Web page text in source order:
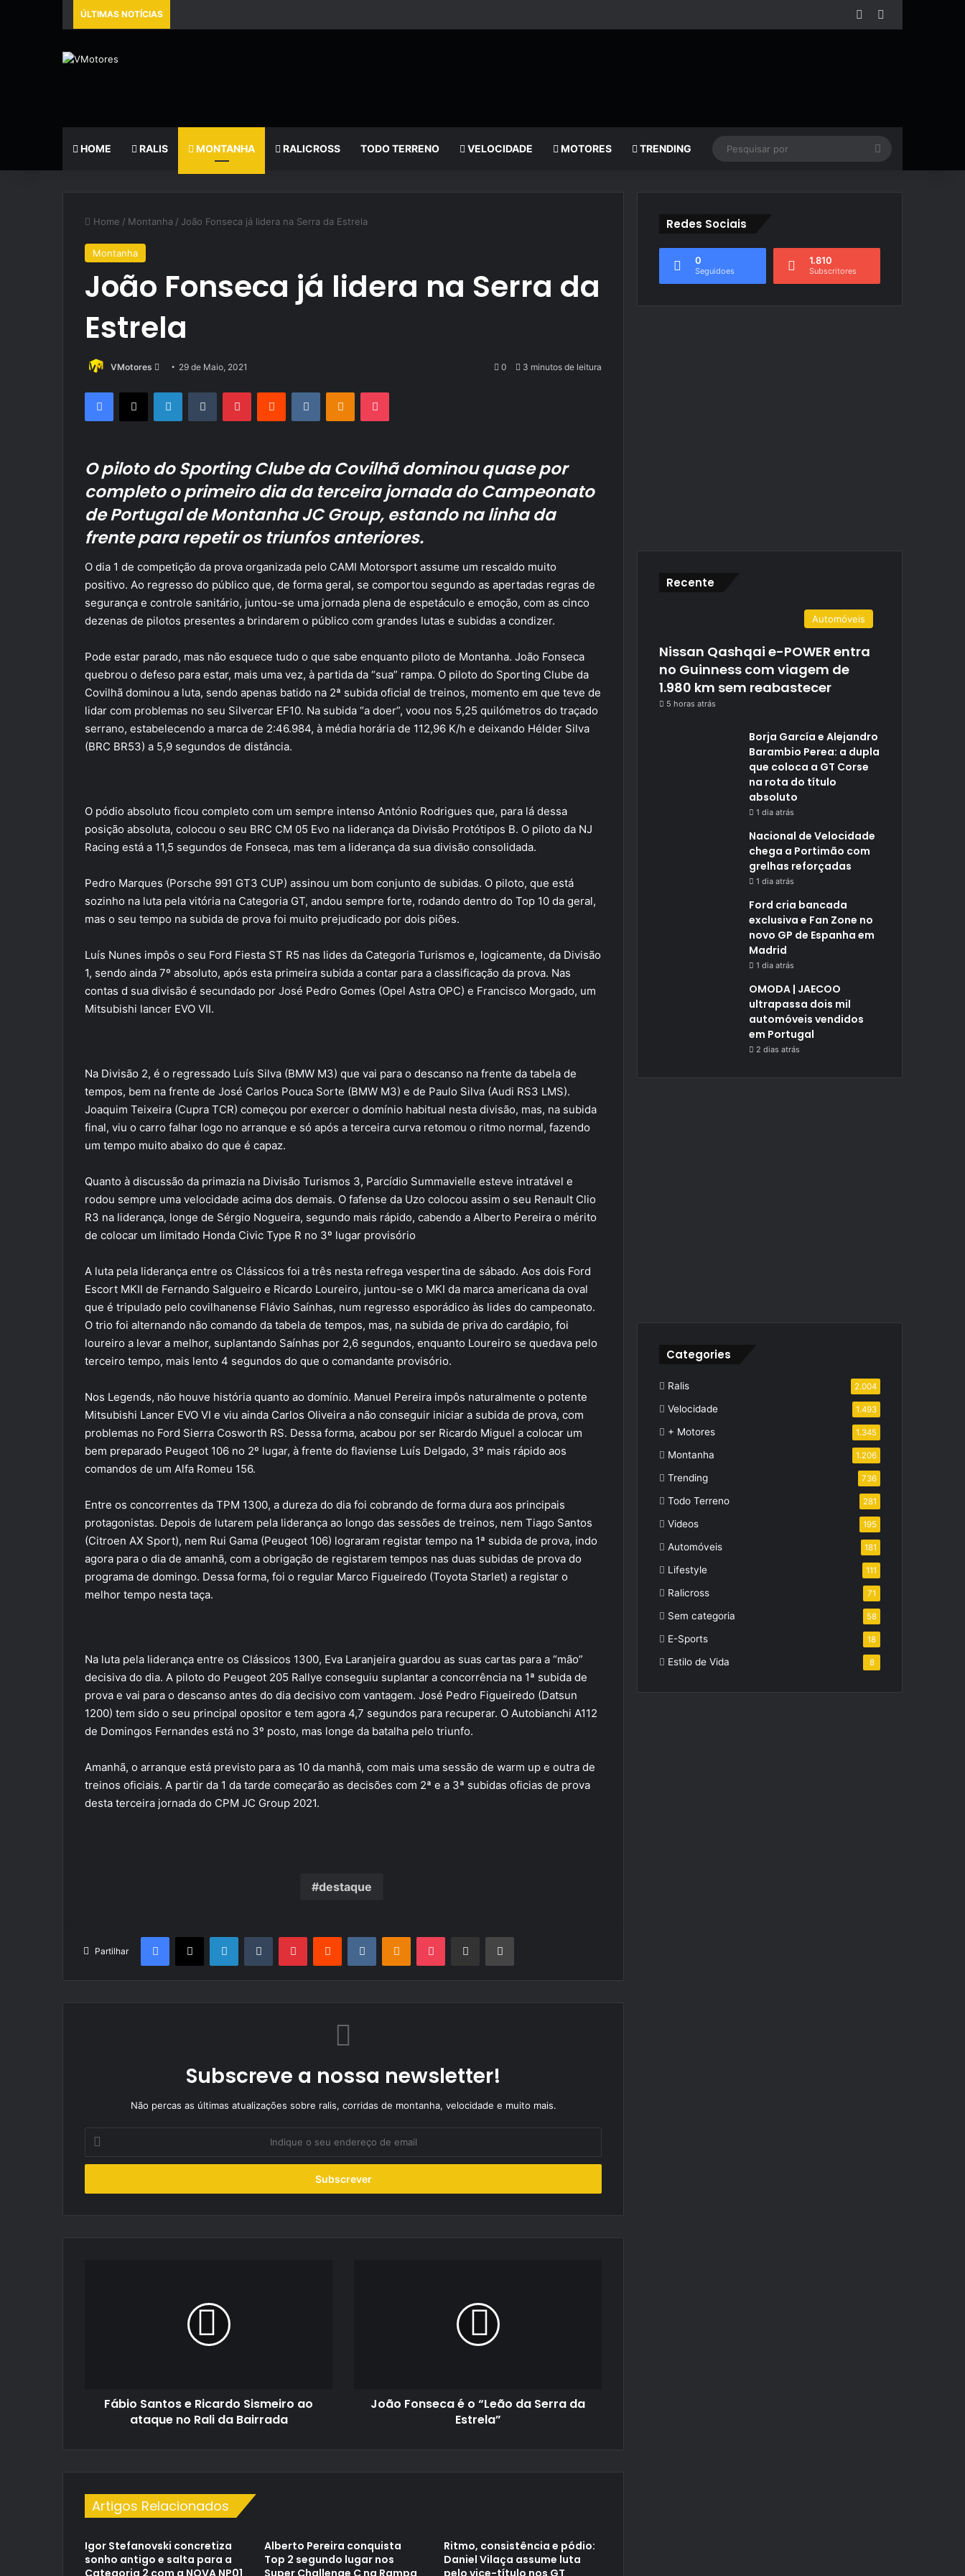
ÚLTIMAS NOTÍCIAS Facebook
HOME RALIS MONTANHA RALICROSS TODO TERRENO VELOCIDADE MOTORES TRENDING
Pesquisar
Home / Montanha / João Fonseca já lidera na Serra da Estrela
Montanha
João Fonseca já lidera na Serra da
Estrela
VMotores
Send
email
29 de Maio, 2021 0 3 minutos de leitura
Facebook
X LinkedInTumblr PinterestReddit VKontakteOdnoklassniki
Pocket
O piloto do Sporting Clube da Covilhã dominou quase por
completo o primeiro dia da terceira jornada do Campeonato
de Portugal de Montanha JC Group, estando na linha da
frente para repetir os triunfos anteriores.
O dia 1 de competição da prova organizada pelo CAMI Motorsport assume um rescaldo muito
positivo. Ao regresso do público que, de forma geral, se comportou segundo as apertadas regras de
segurança e controle sanitário, juntou-se uma jornada plena de espetáculo e emoção, com as cinco
dezenas de pilotos presentes a brindarem o público com grandes lutas e subidas a condizer.
Pode estar parado, mas não esquece tudo o que sabe enquanto piloto de Montanha. João Fonseca
quebrou o defeso para estar, mais uma vez, à partida da “sua” rampa. O piloto do Sporting Clube da
Covilhã dominou a luta, sendo apenas batido na 2ª subida oficial de treinos, momento em que teve de
lidar com problemas no seu Silvercar EF10. Na subida “a doer”, voou nos 5,25 quilómetros do traçado
serrano, estabelecendo a marca de 2:46.984, à média horária de 112,96 K/h e deixando Hélder Silva
(BRC BR53) a 5,9 segundos de distância.
O pódio absoluto ficou completo com um sempre intenso António Rodrigues que, para lá dessa
posição absoluta, colocou o seu BRC CM 05 Evo na liderança da Divisão Protótipos B. O piloto da NJ
Racing está a 11,5 segundos de Fonseca, mas tem a liderança da sua divisão consolidada.
Pedro Marques (Porsche 991 GT3 CUP) assinou um bom conjunto de subidas. O piloto, que está
sozinho na luta pela vitória na Categoria GT, andou sempre forte, rodando dentro do Top 10 da geral,
mas o seu tempo na subida de prova foi muito prejudicado por dois piões.
Luís Nunes impôs o seu Ford Fiesta ST R5 nas lides da Categoria Turismos e, logicamente, da Divisão
1, sendo ainda 7º absoluto, após esta primeira subida a contar para a classificação da prova. Nas
contas d sua divisão é secundado por José Pedro Gomes (Opel Astra OPC) e Francisco Morgado, um
Mitsubishi lancer EVO VII.
Na Divisão 2, é o regressado Luís Silva (BMW M3) que vai para o descanso na frente da tabela de
tempos, bem na frente de José Carlos Pouca Sorte (BMW M3) e de Paulo Silva (Audi RS3 LMS).
Joaquim Teixeira (Cupra TCR) começou por exercer o domínio habitual nesta divisão, mas, na subida
final, viu o carro falhar logo no arranque e só após a terceira curva retomou o ritmo normal, fazendo
um tempo muito abaixo do que é capaz.
Quanto à discussão da primazia na Divisão Turismos 3, Parcídio Summavielle esteve intratável e
rodou sempre uma velocidade acima dos demais. O fafense da Uzo colocou assim o seu Renault Clio
R3 na liderança, longe de Sérgio Nogueira, segundo mais rápido, cabendo a Alberto Pereira o mérito
de colocar um limitado Honda Civic Type R no 3º lugar provisório
A luta pela liderança entre os Clássicos foi a três nesta refrega vespertina de sábado. Aos dois Ford
Escort MKII de Fernando Salgueiro e Ricardo Loureiro, juntou-se o MKI da marca americana da oval
que é tripulado pelo covilhanense Flávio Saínhas, num regresso esporádico às lides do campeonato.
O trio foi alternando não comando da tabela de tempos, mas, na subida de priva do cardápio, foi
loureiro a levar a melhor, suplantando Saínhas por 2,6 segundos, enquanto Loureiro se quedava pelo
terceiro tempo, mais lento 4 segundos do que o comandante provisório.
Nos Legends, não houve história quanto ao domínio. Manuel Pereira impôs naturalmente o potente
Mitsubishi Lancer EVO VI e viu ainda Carlos Oliveira a não conseguir iniciar a subida de prova, com
problemas no Ford Sierra Cosworth RS. Dessa forma, acabou por ser Ricardo Miguel a colocar um
bem preparado Peugeot 106 no 2º lugar, à frente do flaviense Luís Delgado, 3º mais rápido aos
comandos de um Alfa Romeu 156.
Entre os concorrentes da TPM 1300, a dureza do dia foi cobrando de forma dura aos principais
protagonistas. Depois de lutarem pela liderança ao longo das sessões de treinos, nem Tiago Santos
(Citroen AX Sport), nem Rui Gama (Peugeot 106) lograram registar tempo na 1ª subida de prova, indo
agora para o dia de amanhã, com a obrigação de registarem tempos nas duas subidas de prova do
programa de domingo. Dessa forma, foi o regular Marco Figueiredo (Toyota Starlet) a registar o
melhor tempo nesta taça.
Na luta pela liderança entre os Clássicos 1300, Eva Laranjeira guardou as suas cartas para a “mão”
decisiva do dia. A piloto do Peugeot 205 Rallye conseguiu suplantar a concorrência na 1ª subida de
prova e vai para o descanso antes do dia decisivo com vantagem. José Pedro Figueiredo (Datsun
1200) tem sido o seu principal opositor e tem agora 4,7 segundos para recuperar. O Autobianchi A112
de Domingos Fernandes está no 3º posto, mas longe da batalha pelo triunfo.
Amanhã, o arranque está previsto para as 10 da manhã, com mais uma sessão de warm up e outra de
treinos oficiais. A partir da 1 da tarde começarão as decisões com 2ª e a 3ª subidas oficias de prova
desta terceira jornada do CPM JC Group 2021.
destaque
Partilhar
Facebook
X LinkedInTumblr PinterestReddit VKontakteOdnoklassniki
Pocket Partilhar Via Email Imprimir
Subscreve a nossa newsletter!
Não percas as últimas atualizações sobre ralis, corridas de montanha, velocidade e muito mais.
seu
de
Fábio Santos e Ricardo Sismeiro ao
ataque no Rali da Bairrada
João Fonseca é o “Leão da Serra da
Estrela”
Artigos Relacionados
Igor Stefanovski concretiza
sonho antigo e salta para a
Categoria 2 com a NOVA NP01
Alberto Pereira conquista
Top 2 segundo lugar nos
Super Challenge C na Rampa
Ritmo, consistência e pódio:
Daniel Vilaça assume luta
pelo vice-título nos GT
Redes Sociais
0
Seguidoes
1.810
Subscritores
Recente
Automóveis
Nissan Qashqai e-POWER entra
no Guinness com viagem de
1.980 km sem reabastecer
5 horas atrás
Borja García e Alejandro
Barambio Perea: a dupla
que coloca a GT Corse
na rota do título
absoluto
1 dia atrás
Nacional de Velocidade
chega a Portimão com
grelhas reforçadas
1 dia atrás
Ford cria bancada
exclusiva e Fan Zone no
novo GP de Espanha em
Madrid
1 dia atrás
OMODA | JAECOO
ultrapassa dois mil
automóveis vendidos
em Portugal
2 dias atrás
Categories
Ralis 2.004
Velocidade 1.493
+ Motores 1.345
Montanha 1.206
Trending 736
Todo Terreno 281
Videos 195
Automóveis 181
Lifestyle 111
Ralicross 71
Sem categoria 58
E-Sports 18
Estilo de Vida 8